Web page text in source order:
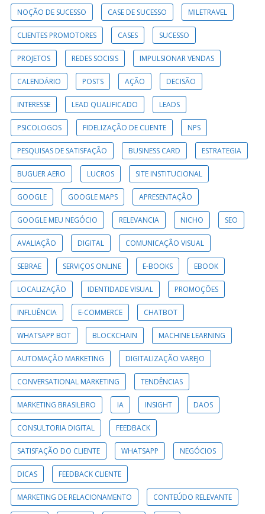
NOÇÃO DE SUCESSO CASE DE SUCESSO MILETRAVEL
CLIENTES PROMOTORES CASES SUCESSO
PROJETOS REDES SOCISIS IMPULSIONAR VENDAS
CALENDÁRIO POSTS AÇÃO DECISÃO
INTERESSE LEAD QUALIFICADO LEADS
PSICOLOGOS FIDELIZAÇÃO DE CLIENTE NPS
PESQUISAS DE SATISFAÇÃO BUSINESS CARD ESTRATEGIA
BUGUER AERO LUCROS SITE INSTITUCIONAL
GOOGLE GOOGLE MAPS APRESENTAÇÃO
GOOGLE MEU NEGÓCIO RELEVANCIA NICHO SEO
AVALIAÇÃO DIGITAL COMUNICAÇÃO VISUAL
SEBRAE SERVIÇOS ONLINE E-BOOKS EBOOK
LOCALIZAÇÃO IDENTIDADE VISUAL PROMOÇÕES
INFLUÊNCIA E-COMMERCE CHATBOT
WHATSAPP BOT BLOCKCHAIN MACHINE LEARNING
AUTOMAÇÃO MARKETING DIGITALIZAÇÃO VAREJO
CONVERSATIONAL MARKETING TENDÊNCIAS
MARKETING BRASILEIRO IA INSIGHT DAOS
CONSULTORIA DIGITAL FEEDBACK
SATISFAÇÃO DO CLIENTE WHATSAPP NEGÓCIOS
DICAS FEEDBACK CLIENTE
MARKETING DE RELACIONAMENTO CONTEÚDO RELEVANTE